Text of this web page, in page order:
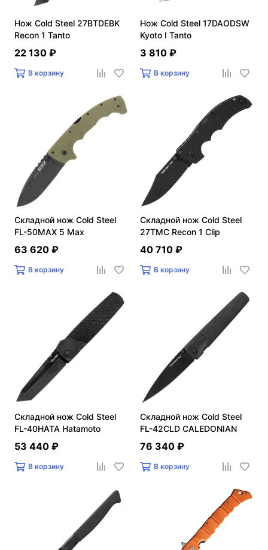
Нож Cold Steel 27BTDEBK
Recon 1 Tanto
22 130 ₽
В корзину
Нож Cold Steel 17DAODSW
Kyoto I Tanto
3 810 ₽
В корзину
Складной нож Cold Steel
FL-50MAX 5 Max
63 620 ₽
В корзину
Складной нож Cold Steel
27TMC Recon 1 Clip
40 710 ₽
В корзину
Складной нож Cold Steel
FL-40HATA Hatamoto
53 440 ₽
В корзину
Складной нож Cold Steel
FL-42CLD CALEDONIAN
EDGE
76 340 ₽
В корзину